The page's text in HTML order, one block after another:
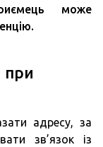
може
при
адресу, за
зв’язок із